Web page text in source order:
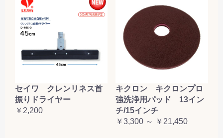
セイワ クレンリネス首
振りドライヤー
￥2,200
キクロン キクロンプロ
強洗浄用パッド 13イン
チ/15インチ
￥3,300 ～ ￥21,450